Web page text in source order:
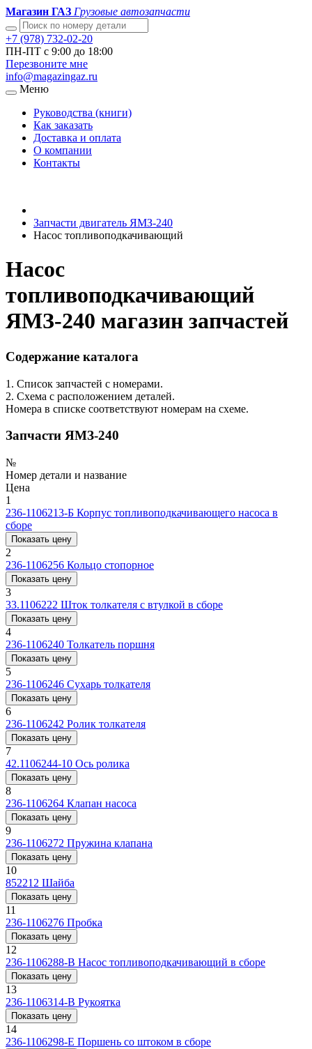
Магазин ГАЗ Грузовые автозапчасти
+7 (978) 732-02-20
ПН-ПТ с 9:00 до 18:00
Перезвоните мне
info@magazingaz.ru
Меню
Руководства (книги)
Как заказать
Доставка и оплата
О компании
Контакты
Запчасти двигатель ЯМЗ-240
Насос топливоподкачивающий
Насос
топливоподкачивающий
ЯМЗ-240 магазин запчастей
Содержание каталога
1. Список запчастей с номерами.
2. Схема с расположением деталей.
Номера в списке соответствуют номерам на схеме.
Запчасти ЯМЗ-240
№
Номер детали и название
Цена
1
236-1106213-Б Корпус топливоподкачивающего насоса в
сборе
Показать цену
2
236-1106256 Кольцо стопорное
Показать цену
3
33.1106222 Шток толкателя с втулкой в сборе
Показать цену
4
236-1106240 Толкатель поршня
Показать цену
5
236-1106246 Сухарь толкателя
Показать цену
6
236-1106242 Ролик толкателя
Показать цену
7
42.1106244-10 Ось ролика
Показать цену
8
236-1106264 Клапан насоса
Показать цену
9
236-1106272 Пружина клапана
Показать цену
10
852212 Шайба
Показать цену
11
236-1106276 Пробка
Показать цену
12
236-1106288-В Насос топливоподкачивающий в сборе
Показать цену
13
236-1106314-В Рукоятка
Показать цену
14
236-1106298-Е Поршень со штоком в сборе